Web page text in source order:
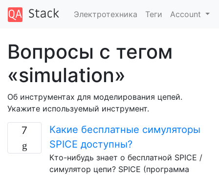
Электротехника Теги Account
Вопросы с тегом
«simulation»
Об инструментах для моделирования цепей.
Укажите используемый инструмент.
7
Какие бесплатные симуляторы
SPICE доступны?
Кто-нибудь знает о бесплатной SPICE /
симулятор цепи? SPICE (программа